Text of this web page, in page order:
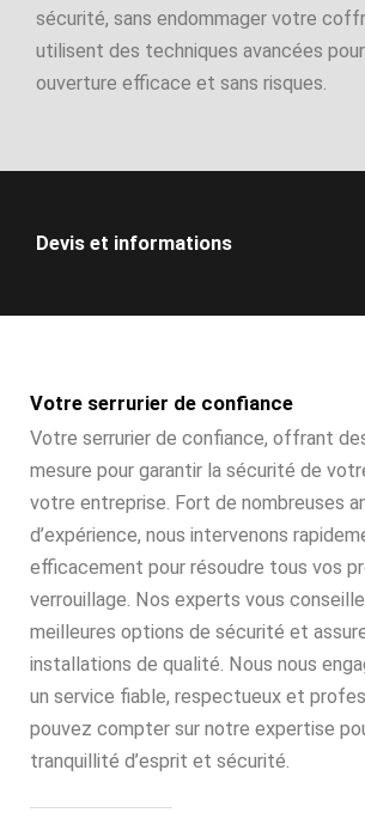
sécurité, sans endommager votre
utilisent des techniques avancées
ouverture efficace et sans risques.
Devis et informations
Votre serrurier de confiance
Votre serrurier de confiance, offrant
mesure pour garantir la sécurité de
votre entreprise. Fort de nombreuses
d’expérience, nous intervenons
efficacement pour résoudre tous vos
verrouillage. Nos experts vous
meilleures options de sécurité et
installations de qualité. Nous nous
un service fiable, respectueux et
pouvez compter sur notre expertise
tranquillité d’esprit et sécurité.